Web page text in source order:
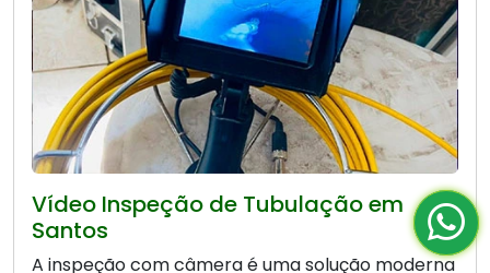
Vídeo Inspeção de Tubulação em
Santos
A inspeção com câmera é uma solução moderna